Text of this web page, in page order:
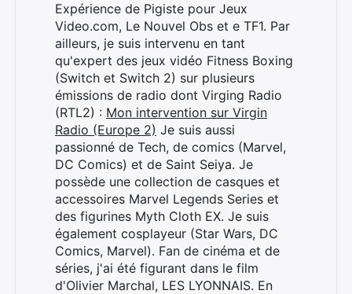
Expérience de Pigiste pour Jeux
Video.com, Le Nouvel Obs et e TF1. Par
ailleurs, je suis intervenu en tant
qu'expert des jeux vidéo Fitness Boxing
(Switch et Switch 2) sur plusieurs
émissions de radio dont Virging Radio
(RTL2) : Mon intervention sur Virgin
Radio (Europe 2) Je suis aussi
passionné de Tech, de comics (Marvel,
DC Comics) et de Saint Seiya. Je
possède une collection de casques et
accessoires Marvel Legends Series et
des figurines Myth Cloth EX. Je suis
également cosplayeur (Star Wars, DC
Comics, Marvel). Fan de cinéma et de
séries, j'ai été figurant dans le film
d'Olivier Marchal, LES LYONNAIS. En